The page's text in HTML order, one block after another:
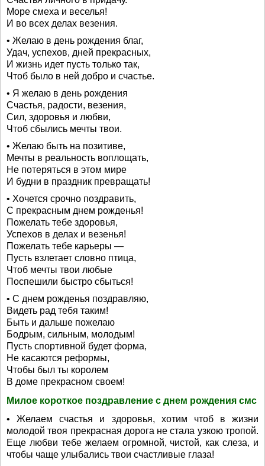
Море смеха и веселья!
И во всех делах везения.
• Желаю в день рождения благ,
Удач, успехов, дней прекрасных,
И жизнь идет пусть только так,
Чтоб было в ней добро и счастье.
• Я желаю в день рождения
Счастья, радости, везения,
Сил, здоровья и любви,
Чтоб сбылись мечты твои.
• Желаю быть на позитиве,
Мечты в реальность воплощать,
Не потеряться в этом мире
И будни в праздник превращать!
• Хочется срочно поздравить,
С прекрасным днем рожденья!
Пожелать тебе здоровья,
Успехов в делах и везенья!
Пожелать тебе карьеры —
Пусть взлетает словно птица,
Чтоб мечты твои любые
Поспешили быстро сбыться!
• С днем рожденья поздравляю,
Видеть рад тебя таким!
Быть и дальше пожелаю
Бодрым, сильным, молодым!
Пусть спортивной будет форма,
Не касаются реформы,
Чтобы был ты королем
В доме прекрасном своем!
Милое короткое поздравление с днем рождения смс
• Желаем счастья и здоровья, хотим чтоб в жизни
молодой твоя прекрасная дорога не стала узкою тропой.
Еще любви тебе желаем огромной, чистой, как слеза, и
чтобы чаще улыбались твои счастливые глаза!